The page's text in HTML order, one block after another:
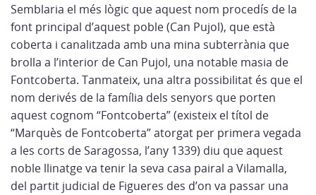
Semblaria el més lògic que aquest nom procedís de la
font principal d’aquest poble (Can Pujol), que està
coberta i canalitzada amb una mina subterrània que
brolla a l’interior de Can Pujol, una notable masia de
Fontcoberta. Tanmateix, una altra possibilitat és que el
nom derivés de la família dels senyors que porten
aquest cognom “Fontcoberta” (existeix el títol de
“Marquès de Fontcoberta” atorgat per primera vegada
a les corts de Saragossa, l’any 1339) diu que aquest
noble llinatge va tenir la seva casa pairal a Vilamalla,
del partit judicial de Figueres des d’on va passar una